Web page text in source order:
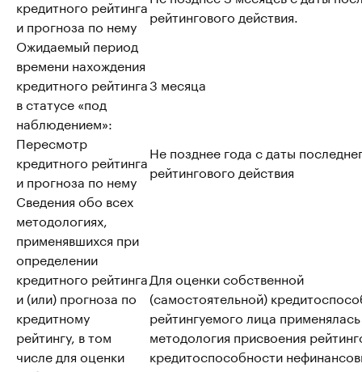
кредитного рейтинга
и прогноза по нему
рейтингового действия.
Ожидаемый период
времени нахождения
кредитного рейтинга
в статусе «под
наблюдением»:
3 месяца
Пересмотр
кредитного рейтинга
и прогноза по нему
Не позднее года с даты
рейтингового действия
Сведения обо всех
методологиях,
применявшихся при
определении
кредитного рейтинга
и (или) прогноза по
кредитному
рейтингу, в том
числе для оценки
Для оценки собственной
(самостоятельной)
рейтингуемого лица применялась
методология присвоения
кредитоспособности